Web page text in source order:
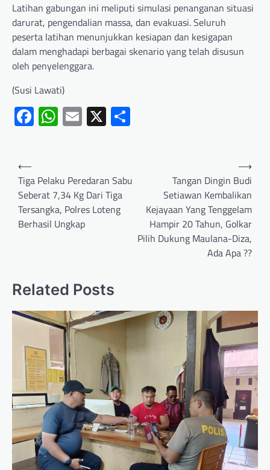
Latihan gabungan ini meliputi simulasi penanganan situasi
darurat, pengendalian massa, dan evakuasi. Seluruh
peserta latihan menunjukkan kesiapan dan kesigapan
dalam menghadapi berbagai skenario yang telah disusun
oleh penyelenggara.
(Susi Lawati)
Facebook
WhatsApp
Email
X
⟵
Tiga Pelaku Peredaran Sabu
Seberat 7,34 Kg Dari Tiga
Tersangka, Polres Loteng
Berhasil Ungkap
Tangan Dingin Budi
Setiawan Kembalikan
Kejayaan Yang Tenggelam
Hampir 20 Tahun, Golkar
Pilih Dukung Maulana-Diza,
Ada Apa ??
⟶
Related Posts